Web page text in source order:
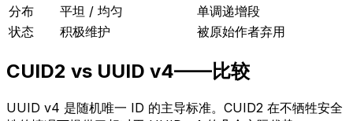
分布
平坦 / 均匀
单调递增段
状态
积极维护 被原始作者弃用
CUID2 vs UUID v4——比较
UUID v4 是随机唯一 ID 的主导标准。CUID2 在不牺牲安全